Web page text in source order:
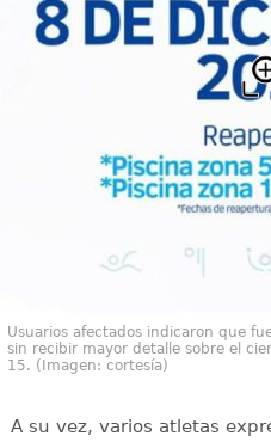
Usuarios afectados indicaron que
sin recibir mayor detalle sobre el
15. (Imagen: cortesía)
A su vez, varios atletas